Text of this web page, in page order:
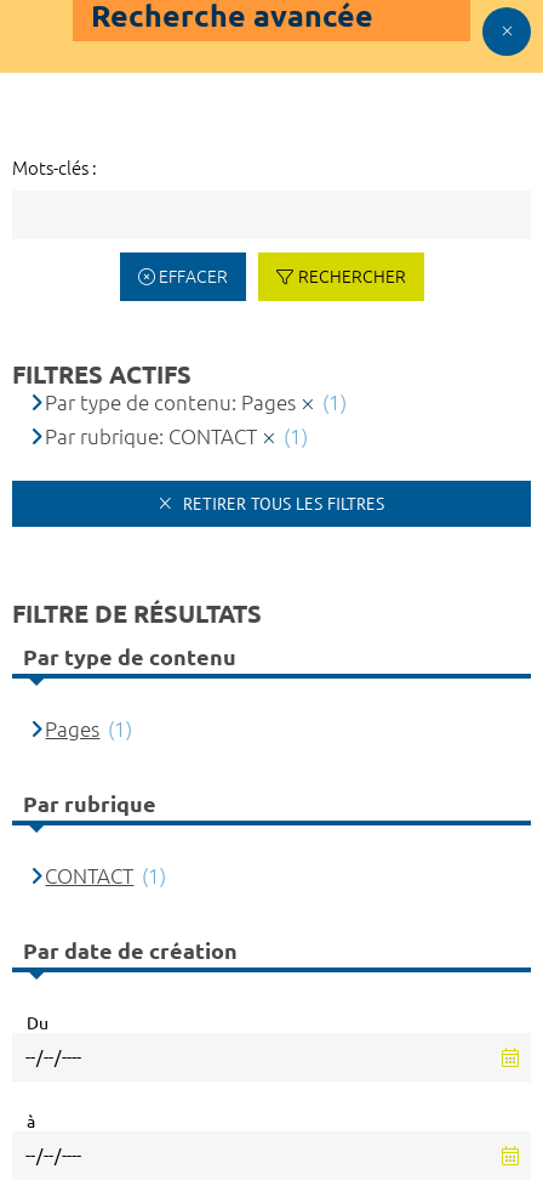
Recherche avancée
Mots-clés :
EFFACER RECHERCHER
FILTRES ACTIFS
Par type de contenu: Pages
(1)
Par rubrique: CONTACT
(1)
RETIRER TOUS LES FILTRES
FILTRE DE RÉSULTATS
Par type de contenu
Pages (1)
Par rubrique
CONTACT (1)
Par date de création
Du
à